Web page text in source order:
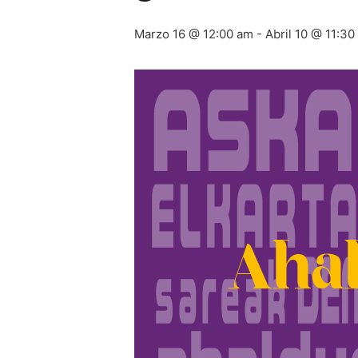
Marzo 16 @ 12:00 am - Abril 10 @